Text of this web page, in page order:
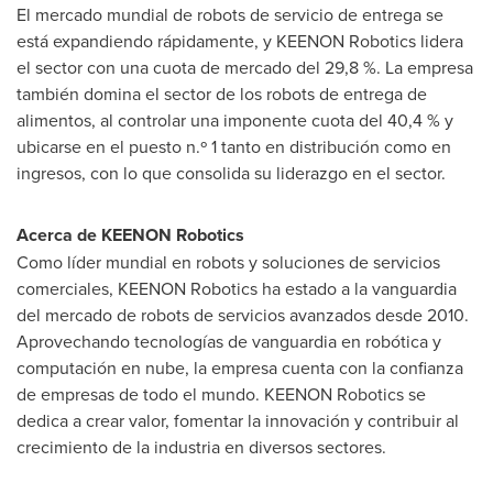
El mercado mundial de robots de servicio de entrega se
está expandiendo rápidamente, y KEENON Robotics lidera
el sector con una cuota de mercado del 29,8 %. La empresa
también domina el sector de los robots de entrega de
alimentos, al controlar una imponente cuota del 40,4 % y
ubicarse en el puesto n.º 1 tanto en distribución como en
ingresos, con lo que consolida su liderazgo en el sector.
Acerca de KEENON Robotics
Como líder mundial en robots y soluciones de servicios
comerciales, KEENON Robotics ha estado a la vanguardia
del mercado de robots de servicios avanzados desde 2010.
Aprovechando tecnologías de vanguardia en robótica y
computación en nube, la empresa cuenta con la confianza
de empresas de todo el mundo. KEENON Robotics se
dedica a crear valor, fomentar la innovación y contribuir al
crecimiento de la industria en diversos sectores.